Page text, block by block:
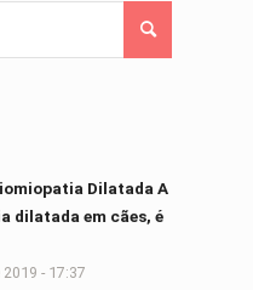
Dilatada A
dilatada em cães, é
- 17:37